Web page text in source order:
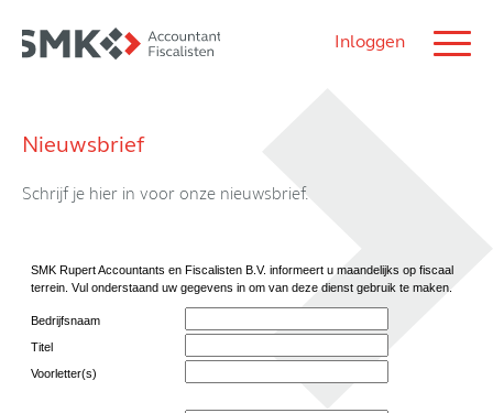
Inloggen
Nieuwsbrief
Schrijf je hier in voor onze nieuwsbrief.